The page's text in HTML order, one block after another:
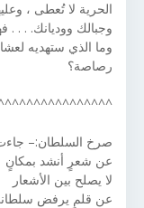
الحرية لا تُعطى ،
وجبالك ووديانك. . . .
وما الذي ستهديه
رصاصة؟
صرخ السلطان:– جاءت
عن شعرٍ أنشد بمكانٍ
لا يصلح بين الأشعار
عن قلمٍ يرفض